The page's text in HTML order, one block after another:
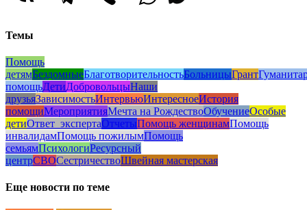
Темы
Помощь
детямБездомныеБлаготворительностьБольницыГрант
помощьДетиДобровольцыНаши
друзьяЗависимостьИнтервьюИнтересноеИстория
помощиМероприятияМечта на РождествоОбучениеОсобые
детиОтвет_экспертаОтчетыПомощь женщинамПомощь
инвалидамПомощь пожилымПомощь
семьямПсихологиРесурсный
центрСВОСестричествоШвейная мастерская
Еще новости по теме